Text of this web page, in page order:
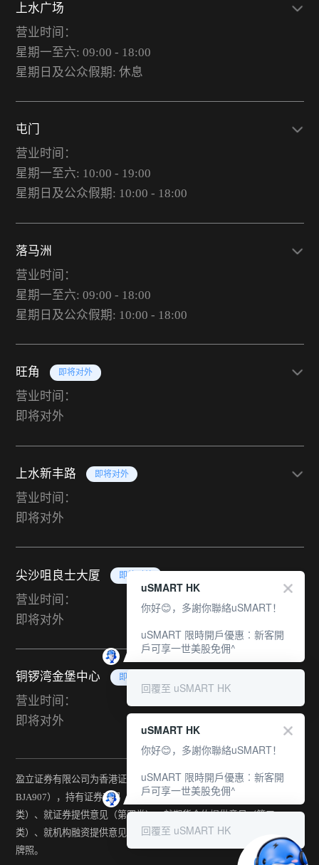
上水广场
营业时间：
星期一至六: 09:00 - 18:00
星期日及公众假期: 休息
屯门
营业时间：
星期一至六: 10:00 - 19:00
星期日及公众假期: 10:00 - 18:00
落马洲
营业时间：
星期一至六: 09:00 - 18:00
星期日及公众假期: 10:00 - 18:00
旺角 即将对外
营业时间：
即将对外
上水新丰路 即将对外
营业时间：
即将对外
尖沙咀良士大厦 即将对外
营业时间：
即将对外
铜锣湾金堡中心 即将对外
营业时间：
即将对外
盈立证券有限公司为香港证监会持牌法团（中央编号：
BJA907），持有证券交易（第一类）、期货合约交易（第二
类）、就证券提供意见（第四类）、就期货合约提供意见（第五
类）、就机构融资提供意见（第六类）及提供资产管理（第九类）
牌照。
uSMART HK
你好😊，多謝你聯絡uSMART！
uSMART 限時開戶優惠︰新客開
戶可享一世美股免佣^
回覆至 uSMART HK
uSMART HK
你好😊，多謝你聯絡uSMART！
uSMART 限時開戶優惠︰新客開
戶可享一世美股免佣^
回覆至 uSMART HK